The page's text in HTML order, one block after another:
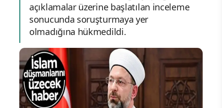
açıklamalar üzerine başlatılan inceleme
sonucunda soruşturmaya yer
olmadığına hükmedildi.